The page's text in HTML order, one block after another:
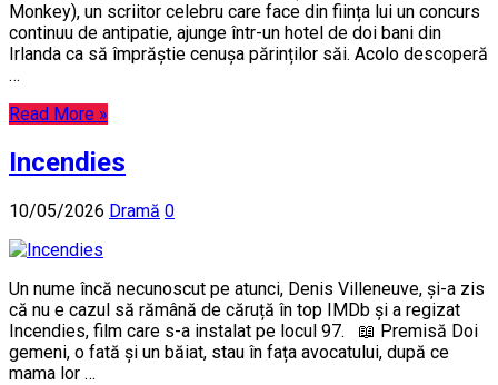
Monkey), un scriitor celebru care face din ființa lui un concurs
continuu de antipatie, ajunge într-un hotel de doi bani din
Irlanda ca să împrăștie cenușa părinților săi. Acolo descoperă
…
Read More »
Incendies
10/05/2026 Dramă 0
Un nume încă necunoscut pe atunci, Denis Villeneuve, și-a zis
că nu e cazul să rămână de căruță în top IMDb și a regizat
Incendies, film care s-a instalat pe locul 97. 📖 Premisă Doi
gemeni, o fată și un băiat, stau în fața avocatului, după ce
mama lor …